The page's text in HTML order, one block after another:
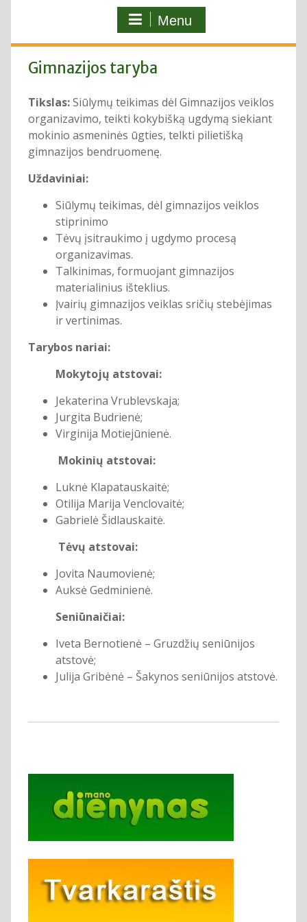
Menu
Gimnazijos taryba
Tikslas:Siūlymų teikimas dėl Gimnazijos veiklos
organizavimo, teikti kokybišką ugdymą siekiant
mokinio asmeninės ūgties, telkti pilietišką
gimnazijos bendruomenę.
Uždaviniai:
Siūlymų teikimas, dėl gimnazijos veiklos
stiprinimo
Tėvų įsitraukimo į ugdymo procesą
organizavimas.
Talkinimas, formuojant gimnazijos
materialinius išteklius.
Įvairių gimnazijos veiklas sričių stebėjimas
ir vertinimas.
Tarybos nariai:
Mokytojų atstovai:
Jekaterina Vrublevskaja;
Jurgita Budrienė;
Virginija Motiejūnienė.
Mokinių atstovai:
Luknė Klapatauskaitė;
Otilija Marija Venclovaitė;
Gabrielė Šidlauskaitė.
Tėvų atstovai:
Jovita Naumovienė;
Auksė Gedminienė.
Seniūnaičiai:
Iveta Bernotienė – Gruzdžių seniūnijos
atstovė;
Julija Gribėnė – Šakynos seniūnijos atstovė.